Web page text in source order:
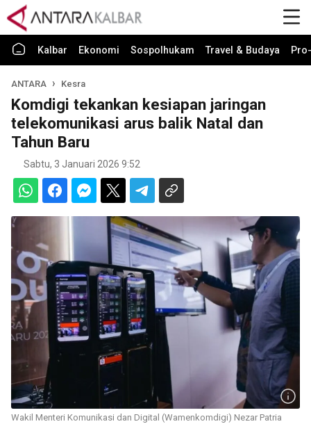
Kalbar Ekonomi Sospolhukam Travel & Budaya
ANTARA Kesra
Komdigi tekankan kesiapan jaringan
telekomunikasi arus balik Natal dan
Tahun Baru
Sabtu, 3 Januari 2026 9:52
Wakil Menteri Komunikasi dan Digital (Wamenkomdigi) Nezar Patria